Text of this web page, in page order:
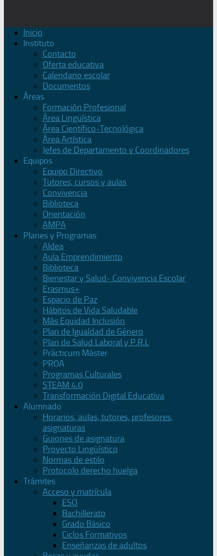
Inicio
Instituto
Contacto
Oferta educativa
Calendario escolar
Documentos
Áreas
Formación Profesional
Área Lingüística
Área Científico-Tecnológica
Área Artística
Jefes de Departamento y Coordinadores
Equipos
Equipo Directivo
Tutores, cursos y aulas
Convivencia
Biblioteca
Orientación
AMPA
Planes y Programas
Aldea
Aula Emprendimiento
Biblioteca
Bienestar y Salud- Convivencia Escolar
Erasmus+
Espacio de Paz
Hábitos de Vida Saludable
Más Equidad Inclusión
Plan de Igualdad de Género
Plan de Salud Laboral y P.R.L
Prácticum Máster
PROA
Programas Culturales
STEAM 4.0
Transformación Digital Educativa
Alumnado
Horarios, aulas, tutores, profesores,
asignaturas
Guiones de asignatura
Proyecto Lingüístico
Normas de estilo
Protocolo derecho huelga
Trámites
Acceso y matrícula
ESO
Bachillerato
Grado Básico
Ciclos Formativos
Enseñanzas de adultos